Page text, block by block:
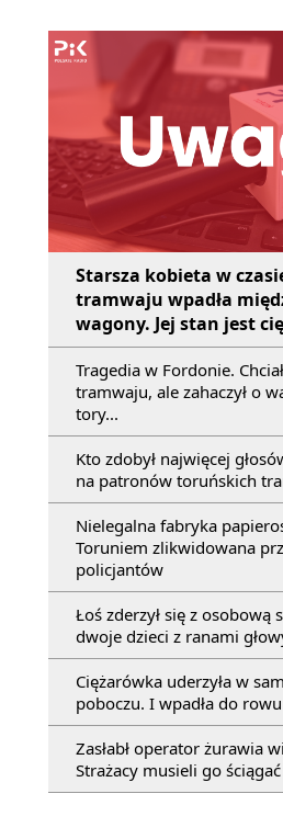
Starsza kobieta w
tramwaju wpadła
wagony. Jej stan jest
Tragedia w Fordonie.
tramwaju, ale zahaczył o
tory...
Kto zdobył najwięcej
na patronów toruńskich
Nielegalna fabryka
Toruniem zlikwidowana
policjantów
Łoś zderzył się z osobową
dwoje dzieci z ranami
Ciężarówka uderzyła w
poboczu. I wpadła do rowu
Zasłabł operator żurawia
Strażacy musieli go